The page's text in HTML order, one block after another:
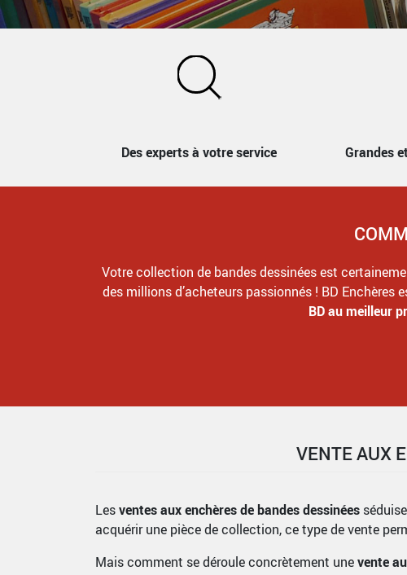
Des experts à votre service Grandes
Votre collection de bandes dessinées est
des millions d’acheteurs passionnés ! BD
BD au meilleur
VENTE AUX
Lesventes aux enchères de bandes dessinées
acquérir une pièce de collection, ce type de vente
Mais comment se déroule concrètement unevente